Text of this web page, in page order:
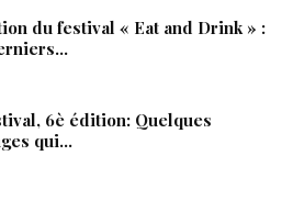
du festival « Eat and Drink » :
6è édition: Quelques
qui…